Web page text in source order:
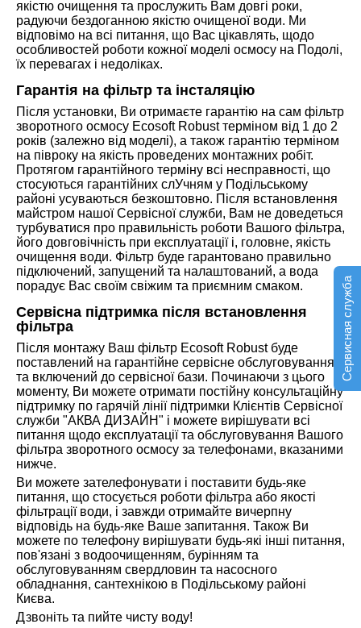
Сервисная служба
якістю очищення та прослужить Вам довгі роки,
радуючи бездоганною якістю очищеної води. Ми
відповімо на всі питання, що Вас цікавлять, щодо
особливостей роботи кожної моделі осмосу на Подолі,
їх перевагах і недоліках.
Гарантія на фільтр та інсталяцію
Після установки, Ви отримаєте гарантію на сам фільтр
зворотного осмосу Ecosoft Robust терміном від 1 до 2
років (залежно від моделі), а також гарантію терміном
на півроку на якість проведених монтажних робіт.
Протягом гарантійного терміну всі несправності, що
стосуються гарантійних слУчням у Подільському
районі усуваються безкоштовно. Після встановлення
майстром нашої Сервісної служби, Вам не доведеться
турбуватися про правильність роботи Вашого фільтра,
його довговічність при експлуатації і, головне, якість
очищення води. Фільтр буде гарантовано правильно
підключений, запущений та налаштований, а вода
порадує Вас своїм свіжим та приємним смаком.
Сервісна підтримка після встановлення
фільтра
Після монтажу Ваш фільтр Ecosoft Robust буде
поставлений на гарантійне сервісне обслуговування
та включений до сервісної бази. Починаючи з цього
моменту, Ви можете отримати постійну консультаційну
підтримку по гарячій лінії підтримки Клієнтів Сервісної
служби "АКВА ДИЗАЙН" і можете вирішувати всі
питання щодо експлуатації та обслуговування Вашого
фільтра зворотного осмосу за телефонами, вказаними
нижче.
Ви можете зателефонувати і поставити будь-яке
питання, що стосується роботи фільтра або якості
фільтрації води, і завжди отримайте вичерпну
відповідь на будь-яке Ваше запитання. Також Ви
можете по телефону вирішувати будь-які інші питання,
пов'язані з водоочищенням, бурінням та
обслуговуванням свердловин та насосного
обладнання, сантехнікою в Подільському районі
Києва.
Дзвоніть та пийте чисту воду!